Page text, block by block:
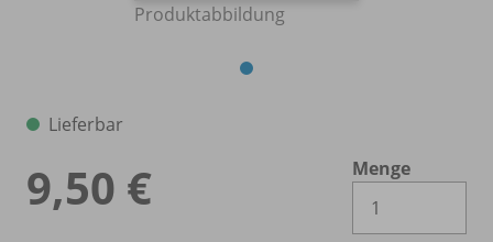
Produktabbildung
Lieferbar
9,50 €
Menge